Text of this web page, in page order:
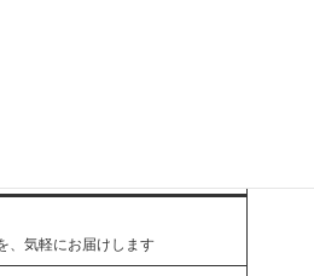
、気軽にお届けします